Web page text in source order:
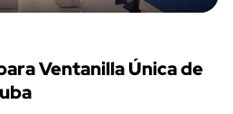
Ventanilla Única de